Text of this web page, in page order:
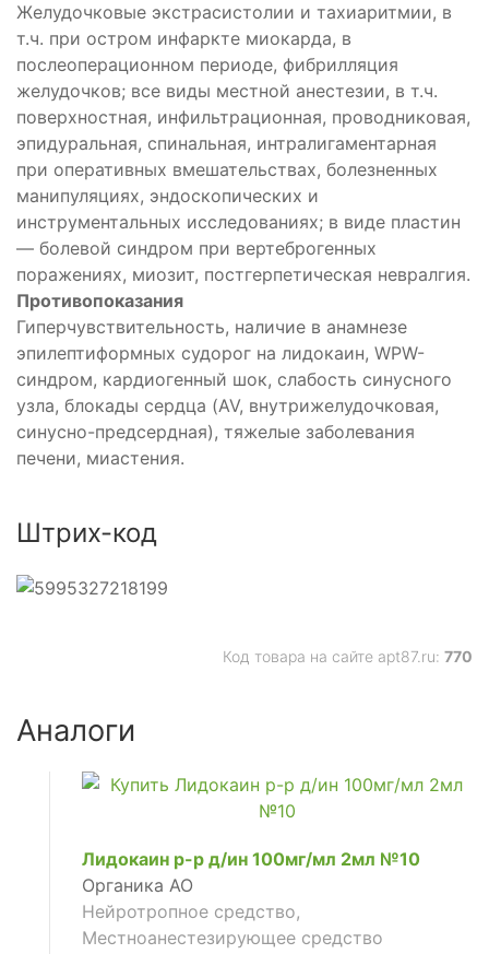
Желудочковые экстрасистолии и тахиаритмии, в
т.ч. при остром инфаркте миокарда, в
послеоперационном периоде, фибрилляция
желудочков; все виды местной анестезии, в т.ч.
поверхностная, инфильтрационная, проводниковая,
эпидуральная, спинальная, интралигаментарная
при оперативных вмешательствах, болезненных
манипуляциях, эндоскопических и
инструментальных исследованиях; в виде пластин
— болевой синдром при вертеброгенных
поражениях, миозит, постгерпетическая невралгия.
Противопоказания
Гиперчувствительность, наличие в анамнезе
эпилептиформных судорог на лидокаин, WPW-
синдром, кардиогенный шок, слабость синусного
узла, блокады сердца (AV, внутрижелудочковая,
синусно-предсердная), тяжелые заболевания
печени, миастения.
Штрих-код
Код товара на сайте apt87.ru: 770
Аналоги
Лидокаин р-р д/ин 100мг/мл 2мл №10
Органика АО
Нейротропное средство,
Местноанестезирующее средство